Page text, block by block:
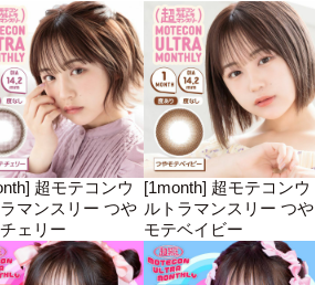
超モテコンウ
マンスリー つや
ェリー
[1month] 超モテコンウ
ルトラマンスリー つや
モテベイビー